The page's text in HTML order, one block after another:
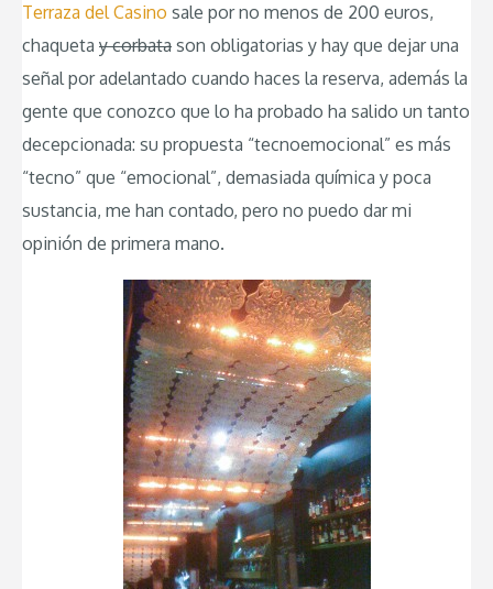
Terraza del Casino sale por no menos de 200 euros,
chaqueta y corbata son obligatorias y hay que dejar una
señal por adelantado cuando haces la reserva, además la
gente que conozco que lo ha probado ha salido un tanto
decepcionada: su propuesta “tecnoemocional” es más
“tecno” que “emocional”, demasiada química y poca
sustancia, me han contado, pero no puedo dar mi
opinión de primera mano.